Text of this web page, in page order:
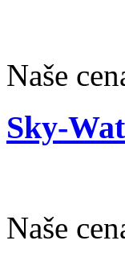
Naše
Sky-
Naše